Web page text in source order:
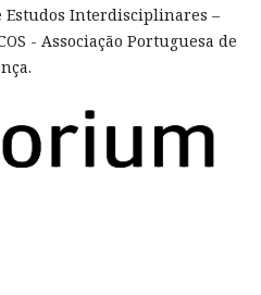
Interdisciplinares –
- Associação Portuguesa de